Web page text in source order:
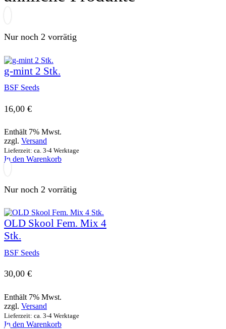
Nur noch 2 vorrätig
g-mint 2 Stk.
BSF Seeds
16,00 €
Enthält 7% Mwst.
zzgl. Versand
Lieferzeit: ca. 3-4 Werktage
In den Warenkorb
Nur noch 2 vorrätig
OLD Skool Fem. Mix 4
Stk.
BSF Seeds
30,00 €
Enthält 7% Mwst.
zzgl. Versand
Lieferzeit: ca. 3-4 Werktage
In den Warenkorb